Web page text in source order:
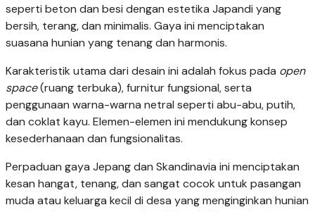
seperti beton dan besi dengan estetika Japandi yang
bersih, terang, dan minimalis. Gaya ini menciptakan
suasana hunian yang tenang dan harmonis.
Karakteristik utama dari desain ini adalah fokus pada open
space(ruang terbuka), furnitur fungsional, serta
penggunaan warna-warna netral seperti abu-abu, putih,
dan coklat kayu. Elemen-elemen ini mendukung konsep
kesederhanaan dan fungsionalitas.
Perpaduan gaya Jepang dan Skandinavia ini menciptakan
kesan hangat, tenang, dan sangat cocok untuk pasangan
muda atau keluarga kecil di desa yang menginginkan hunian